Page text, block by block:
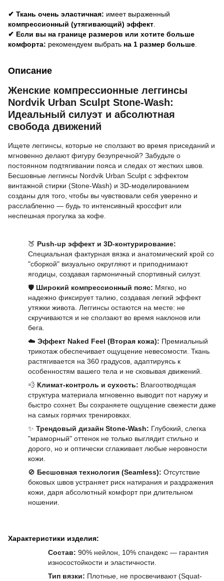
✔ Ткань очень эластичная: имеет выраженный
компрессионный (утягивающий) эффект
✔ Если вы на границе размеров или хотите больше
комфорта: рекомендуем выбрать на 1 размер больше
Описание
Женские компрессионные леггинсы
Nordvik Urban Sculpt Stone-Wash:
Идеальный силуэт и абсолютная
свобода движений
Ищете леггинсы, которые не сползают во время приседаний и
мгновенно делают фигуру безупречной? Забудьте о
постоянном подтягивании пояса и следах от жестких швов.
Бесшовные леггинсы Nordvik Urban Sculpt с эффектом
винтажной стирки (Stone-Wash) и 3D-моделированием
созданы для того, чтобы вы чувствовали себя уверенно и
расслабленно — будь то интенсивный кроссфит или
неспешная прогулка за кофе.
🍑 Push-up эффект и 3D-контурирование:
Специальная фактурная вязка и анатомический крой со
"сборкой" визуально округляют и приподнимают
ягодицы, создавая гармоничный спортивный силуэт.
🛡️ Широкий компрессионный пояс: Мягко, но
надежно фиксирует талию, создавая легкий эффект
утяжки живота. Леггинсы остаются на месте: не
скручиваются и не сползают во время наклонов или
бега.
☁️ Эффект Naked Feel (Вторая кожа): Премиальный
трикотаж обеспечивает ощущение невесомости. Ткань
растягивается на 360 градусов, адаптируясь к
особенностям вашего тела и не сковывая движений.
💨 Климат-контроль и сухость: Влагоотводящая
структура материала мгновенно выводит пот наружу и
быстро сохнет. Вы сохраняете ощущение свежести даже
на самых горячих тренировках.
✨ Трендовый дизайн Stone-Wash: Глубокий, слегка
"мраморный" оттенок не только выглядит стильно и
дорого, но и оптически сглаживает любые неровности
кожи.
🚫 Бесшовная технология (Seamless): Отсутствие
боковых швов устраняет риск натирания и раздражения
кожи, даря абсолютный комфорт при длительном
ношении.
Характеристики изделия:
Состав: 90% нейлон, 10% спандекс — гарантия
износостойкости и эластичности.
Тип вязки: Плотные , не просвечивают (Squat-